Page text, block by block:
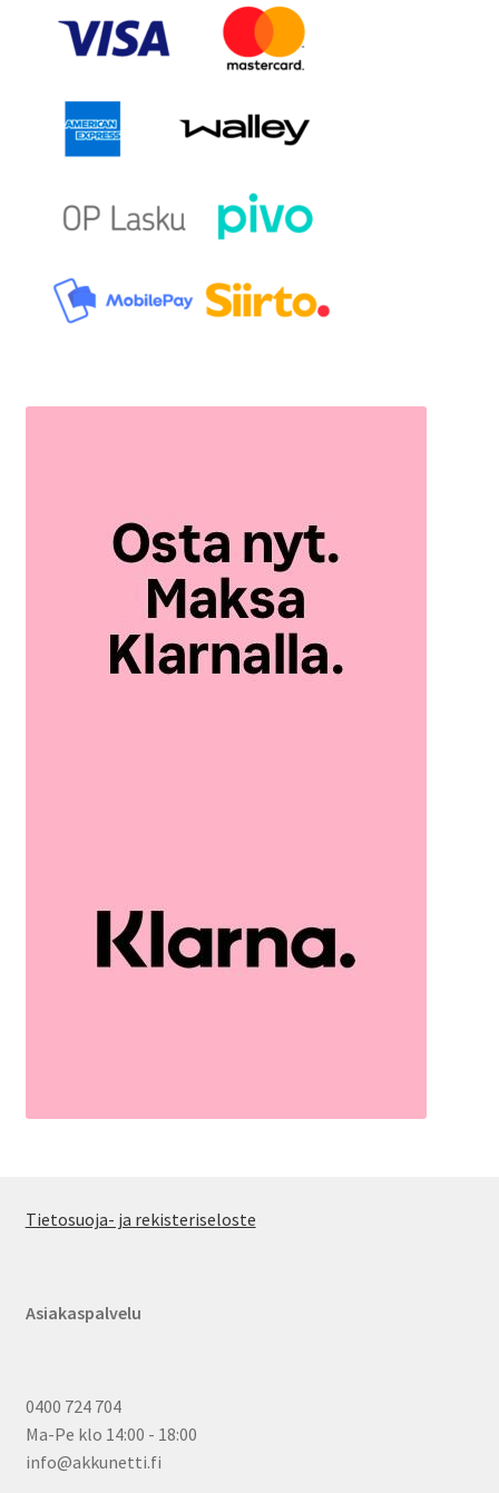
Tietosuoja- ja rekisteriseloste
Asiakaspalvelu
0400 724 704
Ma-Pe klo 14:00 - 18:00
info@akkunetti.fi